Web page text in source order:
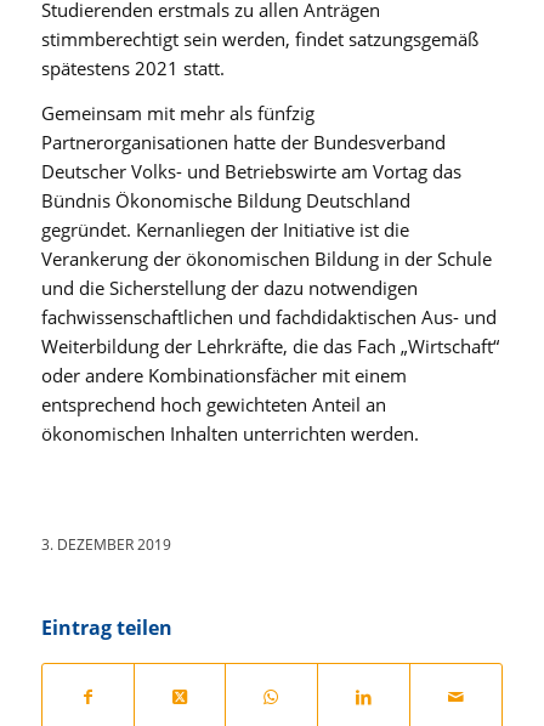
Studierenden erstmals zu allen Anträgen
stimmberechtigt sein werden, findet satzungsgemäß
spätestens 2021 statt.
Gemeinsam mit mehr als fünfzig
Partnerorganisationen hatte der Bundesverband
Deutscher Volks- und Betriebswirte am Vortag das
Bündnis Ökonomische Bildung Deutschland
gegründet. Kernanliegen der Initiative ist die
Verankerung der ökonomischen Bildung in der Schule
und die Sicherstellung der dazu notwendigen
fachwissenschaftlichen und fachdidaktischen Aus- und
Weiterbildung der Lehrkräfte, die das Fach „Wirtschaft“
oder andere Kombinationsfächer mit einem
entsprechend hoch gewichteten Anteil an
ökonomischen Inhalten unterrichten werden.
3. DEZEMBER 2019
Eintrag teilen